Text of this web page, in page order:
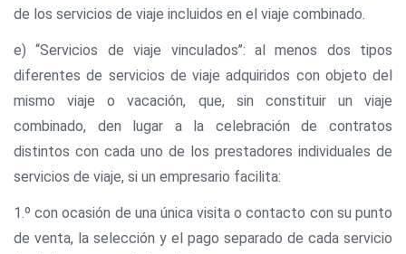
de los servicios de viaje incluidos en el viaje combinado.
e) ‘‘Servicios de viaje vinculados’’: al menos dos tipos
diferentes de servicios de viaje adquiridos con objeto del
mismo viaje o vacación, que, sin constituir un viaje
combinado, den lugar a la celebración de contratos
distintos con cada uno de los prestadores individuales de
servicios de viaje, si un empresario facilita:
1.º con ocasión de una única visita o contacto con su punto
de venta, la selección y el pago separado de cada servicio